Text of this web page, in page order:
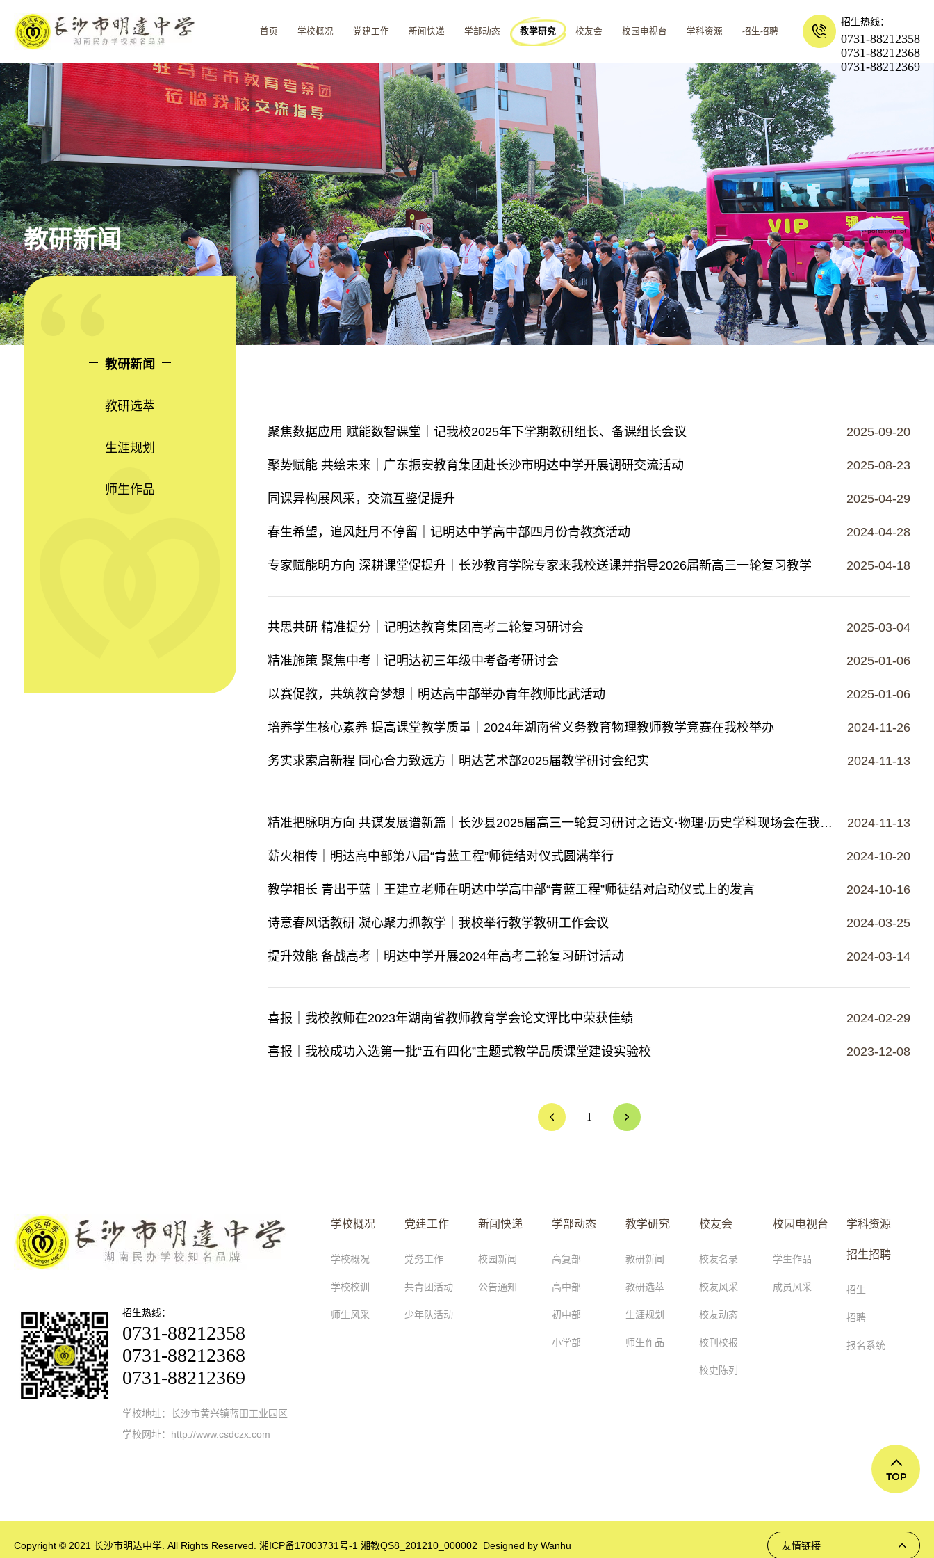
招生热线：
0731-88212358
0731-88212368
0731-88212369
首页 学校概况 党建工作 新闻快递 学部动态 教学研究 校友会 校园电视台 学科资源 招生招聘
教研新闻
教研新闻
教研选萃
生涯规划
师生作品
聚焦数据应用 赋能数智课堂｜记我校2025年下学期教研组长、备课组长会议 2025-09-20
聚势赋能 共绘未来｜广东振安教育集团赴长沙市明达中学开展调研交流活动 2025-08-23
同课异构展风采，交流互鉴促提升 2025-04-29
春生希望，追风赶月不停留｜记明达中学高中部四月份青教赛活动 2024-04-28
专家赋能明方向 深耕课堂促提升｜长沙教育学院专家来我校送课并指导2026届新高三一轮复习教学 2025-04-18
共思共研 精准提分｜记明达教育集团高考二轮复习研讨会 2025-03-04
精准施策 聚焦中考｜记明达初三年级中考备考研讨会 2025-01-06
以赛促教，共筑教育梦想｜明达高中部举办青年教师比武活动 2025-01-06
培养学生核心素养 提高课堂教学质量｜2024年湖南省义务教育物理教师教学竞赛在我校举办 2024-11-26
务实求索启新程 同心合力致远方｜明达艺术部2025届教学研讨会纪实 2024-11-13
精准把脉明方向 共谋发展谱新篇｜长沙县2025届高三一轮复习研讨之语文·物理·历史学科现场会在我校举行 2024-11-13
薪火相传｜明达高中部第八届“青蓝工程”师徒结对仪式圆满举行 2024-10-20
教学相长 青出于蓝｜王建立老师在明达中学高中部“青蓝工程”师徒结对启动仪式上的发言 2024-10-16
诗意春风话教研 凝心聚力抓教学｜我校举行教学教研工作会议 2024-03-25
提升效能 备战高考｜明达中学开展2024年高考二轮复习研讨活动 2024-03-14
喜报｜我校教师在2023年湖南省教师教育学会论文评比中荣获佳绩 2024-02-29
喜报｜我校成功入选第一批“五有四化”主题式教学品质课堂建设实验校 2023-12-08
1
招生热线：
0731-88212358
0731-88212368
0731-88212369
学校地址：长沙市黄兴镇蓝田工业园区
学校网址：http://www.csdczx.com
学校概况
学校概况
学校校训
师生风采
党建工作
党务工作
共青团活动
少年队活动
新闻快递
校园新闻
公告通知
学部动态
高复部
高中部
初中部
小学部
教学研究
教研新闻
教研选萃
生涯规划
师生作品
校友会
校友名录
校友风采
校友动态
校刊校报
校史陈列
校园电视台
学生作品
成员风采
学科资源
招生招聘
招生
招聘
报名系统
友情链接
Copyright © 2021 长沙市明达中学. All Rights Reserved. 湘ICP备17003731号-1 湘教QS8_201210_000002 Designed by Wanhu